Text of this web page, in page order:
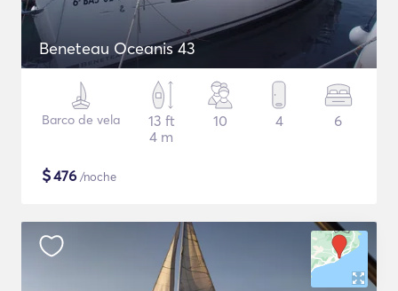
Beneteau Oceanis 43
Barco de vela
13 ft
4 m
10 4 6
$476 /noche